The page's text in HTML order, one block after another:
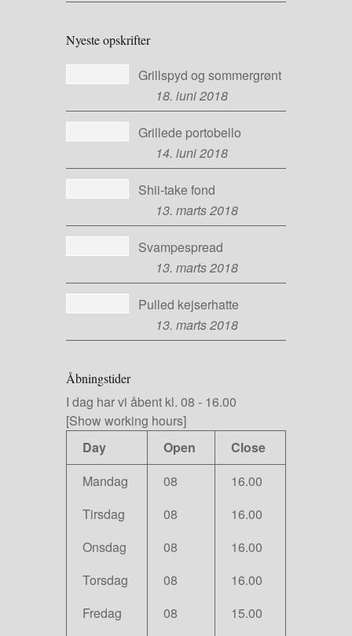
Nyeste opskrifter
Grillspyd og sommergrønt
18. juni 2018
Grillede portobello
14. juni 2018
Shii-take fond
13. marts 2018
Svampespread
13. marts 2018
Pulled kejserhatte
13. marts 2018
Åbningstider
I dag har vi åbent kl. 08 - 16.00
[Show working hours]
Day
Open
Close
Mandag
08
16.00
Tirsdag
08
16.00
Onsdag
08
16.00
Torsdag
08
16.00
Fredag
08
15.00